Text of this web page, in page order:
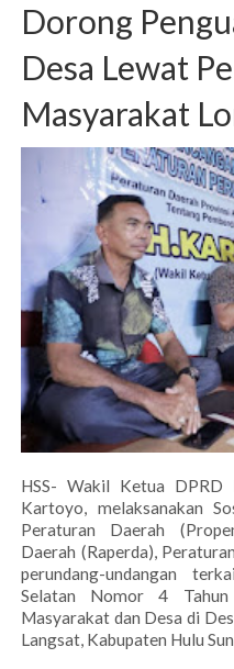
Dorong
Desa Lewat
Masyarakat
HSS- Wakil Ketua DPRD
Kartoyo, melaksanakan
Peraturan Daerah
Daerah (Raperda),
perundang-undangan
Selatan Nomor 4 Tahun
Masyarakat dan Desa di
Langsat, Kabupaten Hulu